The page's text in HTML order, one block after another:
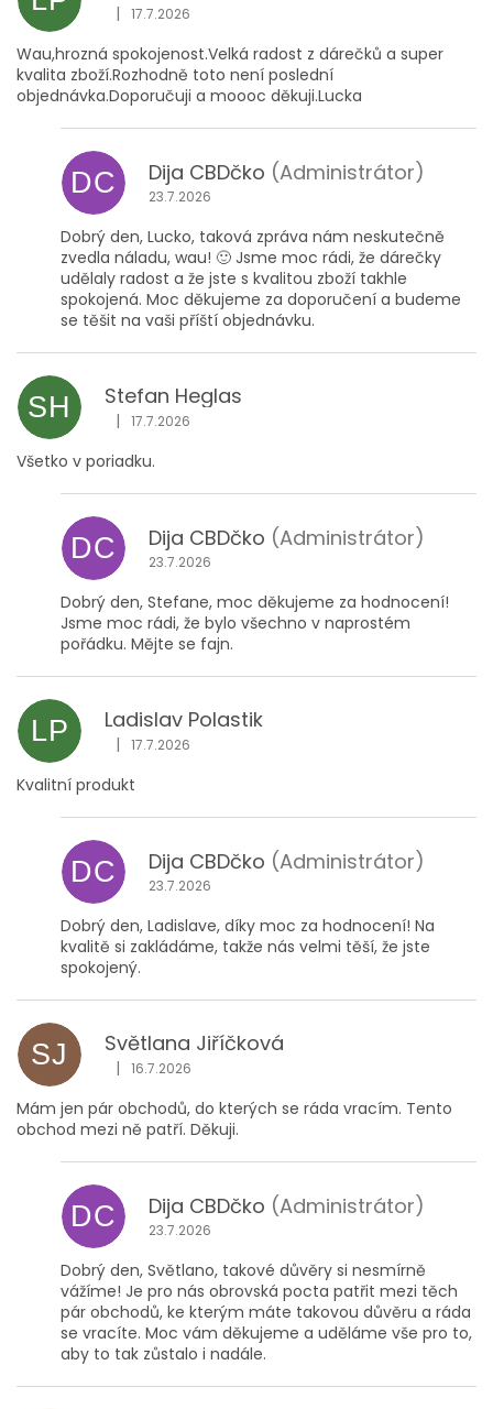
Hodnocení obchodu je 5 z 5 hvězdiček.
| 17.7.2026
Wau,hrozná spokojenost.Velká radost z dárečků a super
kvalita zboží.Rozhodně toto není poslední
objednávka.Doporučuji a moooc děkuji.Lucka
DC Dija CBDčko (Administrátor)
23.7.2026
Dobrý den, Lucko, taková zpráva nám neskutečně
zvedla náladu, wau! 🙂 Jsme moc rádi, že dárečky
udělaly radost a že jste s kvalitou zboží takhle
spokojená. Moc děkujeme za doporučení a budeme
se těšit na vaši příští objednávku.
SH Stefan Heglas
Hodnocení obchodu je 5 z 5 hvězdiček.
| 17.7.2026
Všetko v poriadku.
DC Dija CBDčko (Administrátor)
23.7.2026
Dobrý den, Stefane, moc děkujeme za hodnocení!
Jsme moc rádi, že bylo všechno v naprostém
pořádku. Mějte se fajn.
LP Ladislav Polastik
Hodnocení obchodu je 5 z 5 hvězdiček.
| 17.7.2026
Kvalitní produkt
DC Dija CBDčko (Administrátor)
23.7.2026
Dobrý den, Ladislave, díky moc za hodnocení! Na
kvalitě si zakládáme, takže nás velmi těší, že jste
spokojený.
SJ Světlana Jiříčková
Hodnocení obchodu je 5 z 5 hvězdiček.
| 16.7.2026
Mám jen pár obchodů, do kterých se ráda vracím. Tento
obchod mezi ně patří. Děkuji.
DC Dija CBDčko (Administrátor)
23.7.2026
Dobrý den, Světlano, takové důvěry si nesmírně
vážíme! Je pro nás obrovská pocta patřit mezi těch
pár obchodů, ke kterým máte takovou důvěru a ráda
se vracíte. Moc vám děkujeme a uděláme vše pro to,
aby to tak zůstalo i nadále.